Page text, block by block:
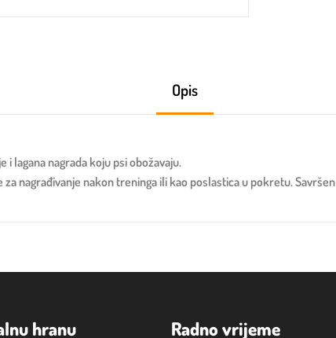
Opis
lagana nagrada koju psi obožavaju.
nagrađivanje nakon treninga ili kao poslastica u pokretu.
hranu Radno vrijeme